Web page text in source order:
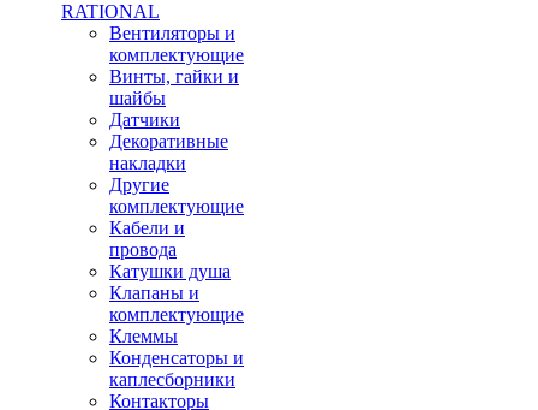
RATIONAL
Вентиляторы и
комплектующие
Винты, гайки и
шайбы
Датчики
Декоративные
накладки
Другие
комплектующие
Кабели и
провода
Катушки душа
Клапаны и
комплектующие
Клеммы
Конденсаторы и
каплесборники
Контакторы